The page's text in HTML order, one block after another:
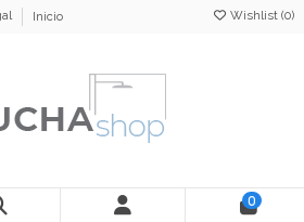
Inicio Wishlist (0)
0